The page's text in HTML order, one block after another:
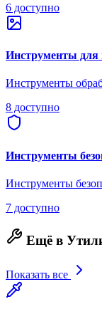
6 доступно
Инструменты для
Инструменты
8 доступно
Инструменты
Инструменты
7 доступно
Ещё в
Показать все